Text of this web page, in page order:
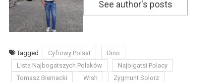
See author's posts
Tagged Cyfrowy Polsat
Dino
Lista Najbogatszych Polaków
Najbigatsi Polacy
Tomasz Biernacki
Wish Zygmunt Solorz